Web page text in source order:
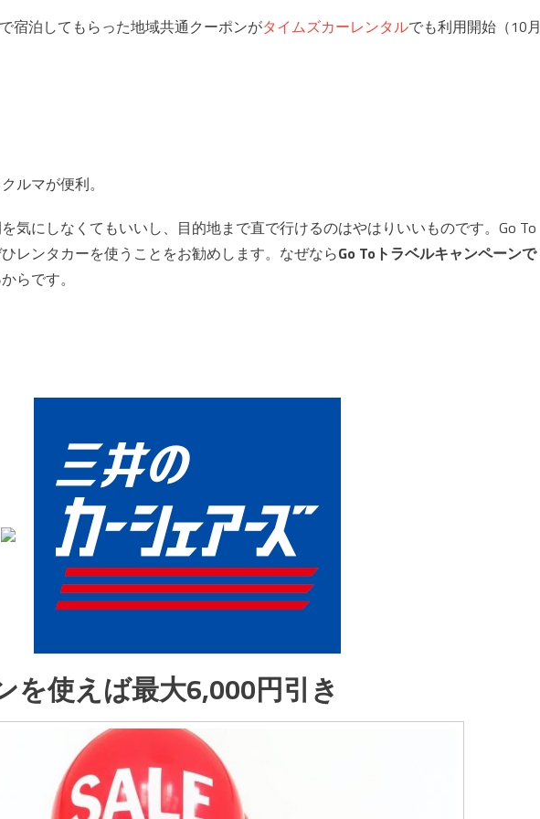
宿泊してもらった地域共通クーポンがタイムズカーレンタルでも利用開始（10月
ルマが便利。
気にしなくてもいいし、目的地まで直で行けるのはやはりいいものです。Go To
レンタカーを使うことをお勧めします。なぜならGo Toトラベルキャンペーンで
からです。
を使えば最大6,000円引き